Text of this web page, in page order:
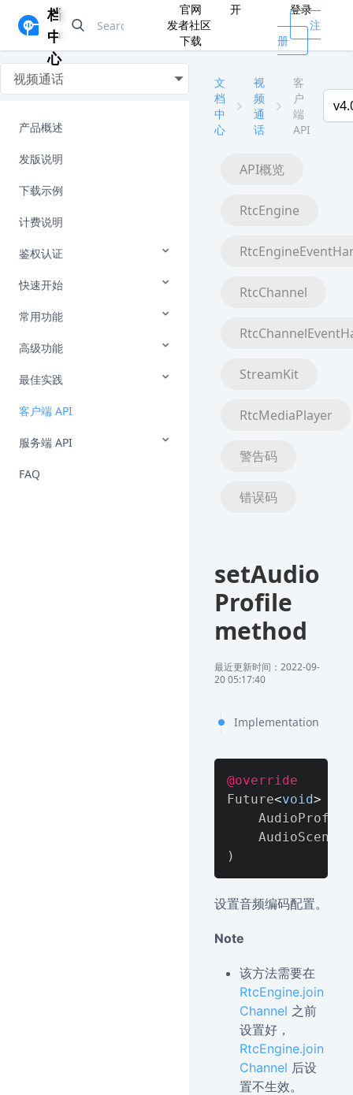
档
中
心
官网
开
发者社区
下载
登录
注
册
视频通话
产品概述
发版说明
下载示例
计费说明
鉴权认证
快速开始
常用功能
高级功能
最佳实践
客户端 API
服务端 API
FAQ
文
档
中
心
视
频
通
话
客
户
端
API
API概览
RtcEngine
RtcChannel
StreamKit
RtcMediaPlayer
警告码
错误码
setAudio
Profile
method
最近更新时间：2022-09-
20 05:17:40
Implementation
@override
Future<void>
)
设置音频编码配置。
Note
该方法需要在
RtcEngine.join
Channel 之前
设置好，
RtcEngine.join
Channel 后设
置不生效。